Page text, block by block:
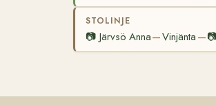
STOLINJE
📷 Järvsö Anna—Vinjänta —